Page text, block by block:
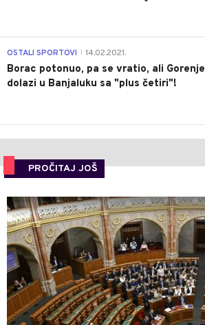
OSTALI SPORTOVI 14.02.2021.
Borac potonuo, pa se vratio, ali Gorenje
dolazi u Banjaluku sa "plus četiri"!
PROČITAJ JOŠ